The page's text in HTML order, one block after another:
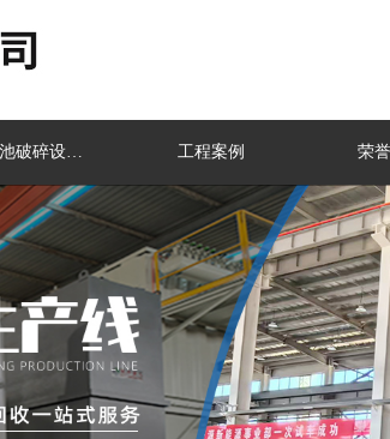
锂电池破碎设备生产线 工程案例 荣